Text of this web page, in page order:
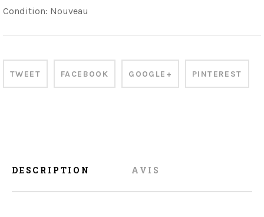
Condition: Nouveau
TWEET FACEBOOK GOOGLE+ PINTEREST
DESCRIPTION AVIS